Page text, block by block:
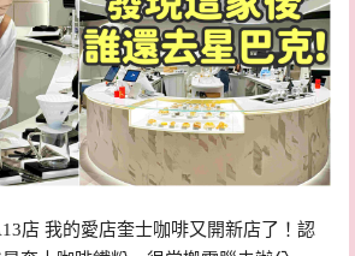
店 我的愛店奎士咖啡又開新店了！認